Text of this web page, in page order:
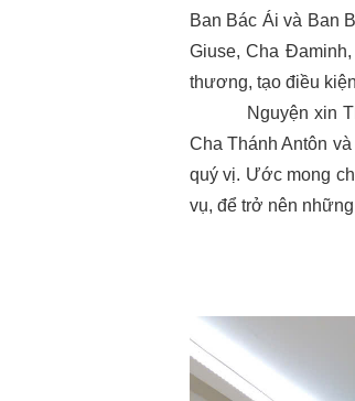
Ban Bác Ái và Ban
Giuse, Cha
thương, tạo điều
Nguyện xin
Cha Thánh Antôn
quý vị. Ước mong
vụ, để trở nên